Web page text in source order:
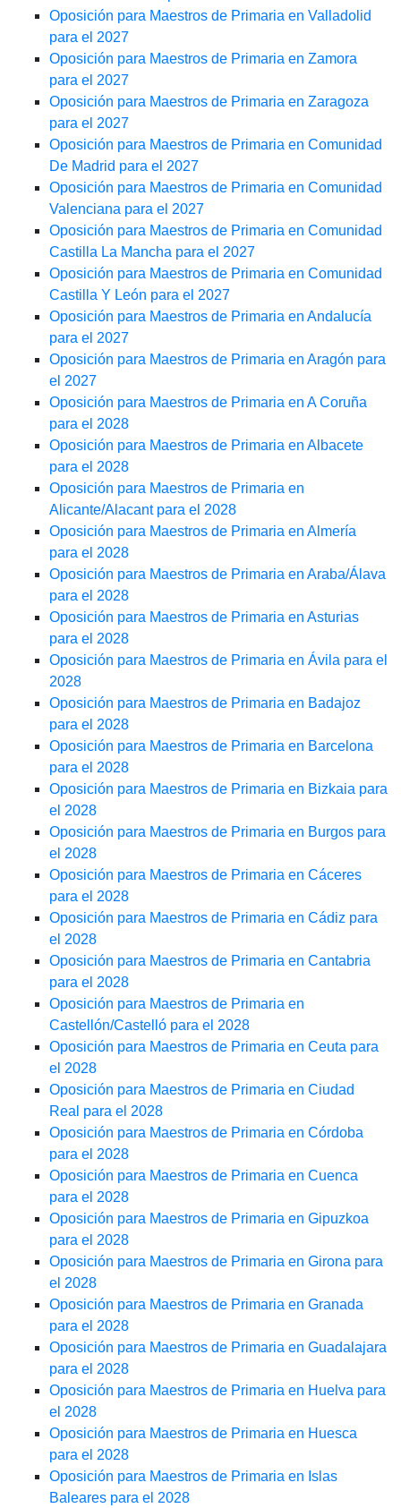
Oposición para Maestros de Primaria en Valladolid
para el 2027
Oposición para Maestros de Primaria en Zamora
para el 2027
Oposición para Maestros de Primaria en Zaragoza
para el 2027
Oposición para Maestros de Primaria en Comunidad
De Madrid para el 2027
Oposición para Maestros de Primaria en Comunidad
Valenciana para el 2027
Oposición para Maestros de Primaria en Comunidad
Castilla La Mancha para el 2027
Oposición para Maestros de Primaria en Comunidad
Castilla Y León para el 2027
Oposición para Maestros de Primaria en Andalucía
para el 2027
Oposición para Maestros de Primaria en Aragón para
el 2027
Oposición para Maestros de Primaria en A Coruña
para el 2028
Oposición para Maestros de Primaria en Albacete
para el 2028
Oposición para Maestros de Primaria en
Alicante/Alacant para el 2028
Oposición para Maestros de Primaria en Almería
para el 2028
Oposición para Maestros de Primaria en Araba/Álava
para el 2028
Oposición para Maestros de Primaria en Asturias
para el 2028
Oposición para Maestros de Primaria en Ávila para el
2028
Oposición para Maestros de Primaria en Badajoz
para el 2028
Oposición para Maestros de Primaria en Barcelona
para el 2028
Oposición para Maestros de Primaria en Bizkaia para
el 2028
Oposición para Maestros de Primaria en Burgos para
el 2028
Oposición para Maestros de Primaria en Cáceres
para el 2028
Oposición para Maestros de Primaria en Cádiz para
el 2028
Oposición para Maestros de Primaria en Cantabria
para el 2028
Oposición para Maestros de Primaria en
Castellón/Castelló para el 2028
Oposición para Maestros de Primaria en Ceuta para
el 2028
Oposición para Maestros de Primaria en Ciudad
Real para el 2028
Oposición para Maestros de Primaria en Córdoba
para el 2028
Oposición para Maestros de Primaria en Cuenca
para el 2028
Oposición para Maestros de Primaria en Gipuzkoa
para el 2028
Oposición para Maestros de Primaria en Girona para
el 2028
Oposición para Maestros de Primaria en Granada
para el 2028
Oposición para Maestros de Primaria en Guadalajara
para el 2028
Oposición para Maestros de Primaria en Huelva para
el 2028
Oposición para Maestros de Primaria en Huesca
para el 2028
Oposición para Maestros de Primaria en Islas
Baleares para el 2028